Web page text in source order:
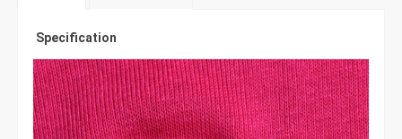
Specification